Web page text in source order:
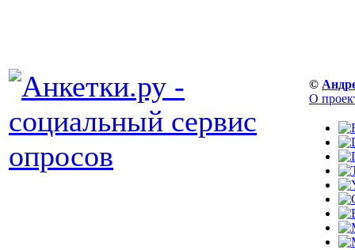
©
О